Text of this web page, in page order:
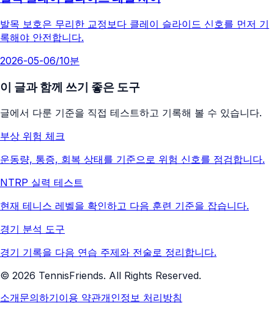
발목 보호은 무리한 교정보다 클레이 슬라이드 신호를 먼저 기
록해야 안전합니다.
2026-05-06/10분
이 글과 함께 쓰기 좋은 도구
글에서 다룬 기준을 직접 테스트하고 기록해 볼 수 있습니다.
부상 위험 체크
운동량, 통증, 회복 상태를 기준으로 위험 신호를 점검합니다.
NTRP 실력 테스트
현재 테니스 레벨을 확인하고 다음 훈련 기준을 잡습니다.
경기 분석 도구
경기 기록을 다음 연습 주제와 전술로 정리합니다.
© 2026 TennisFriends. All Rights Reserved.
소개문의하기이용 약관개인정보 처리방침